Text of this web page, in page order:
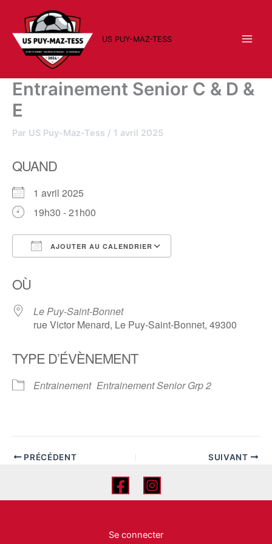
contenu
US PUY-MAZ-TESS
Entrainement Senior C & D &
E
Par US Puy-Maz-Tess / 1 avril 2025
QUAND
1 avril 2025
19h30 - 21h00
AJOUTER AU CALENDRIER
OÙ
Le Puy-Saint-Bonnet
rue Victor Menard, Le Puy-Saint-Bonnet, 49300
TYPE D’ÉVÈNEMENT
Entrainement Entrainement Senior Grp 2
PRÉCÉDENT SUIVANT
Se connecter